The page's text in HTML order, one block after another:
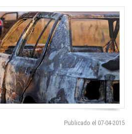
Publicado el 07-04-2015